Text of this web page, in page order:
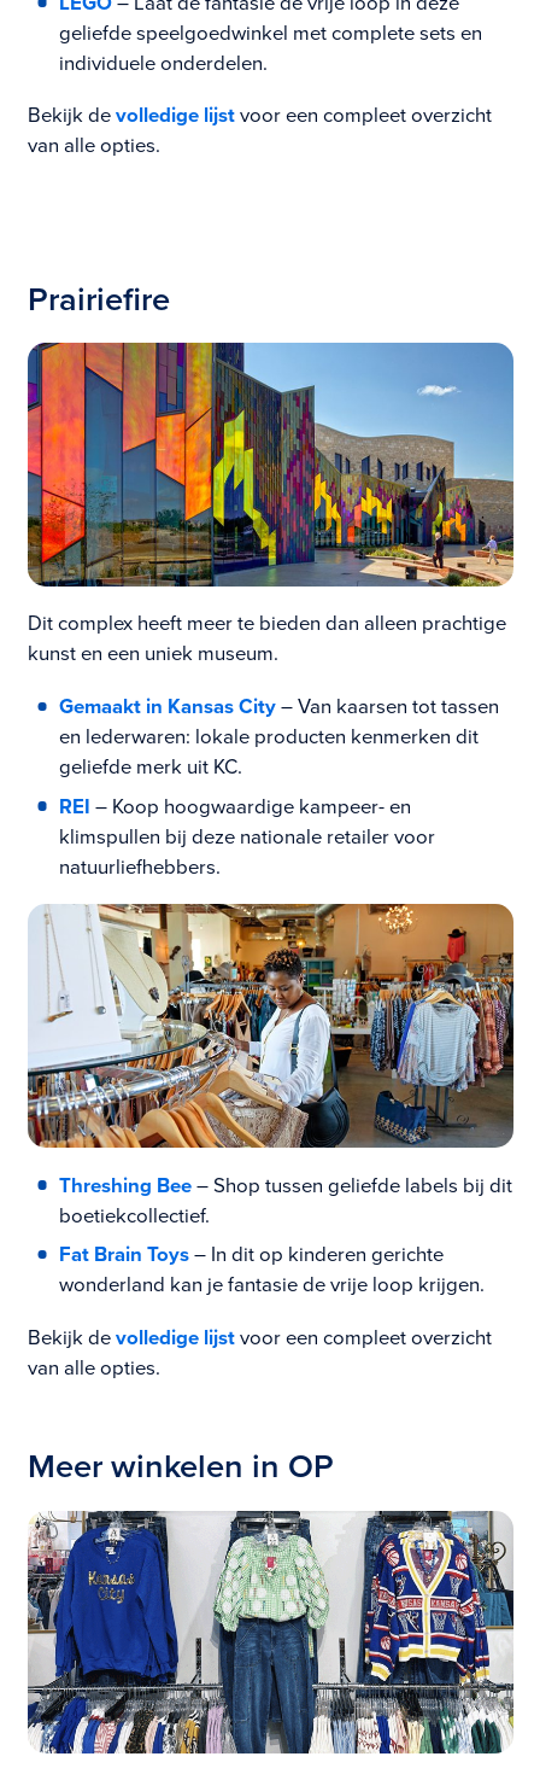
geliefde speelgoedwinkel met complete sets en
individuele onderdelen.
Bekijk devolledige lijstvoor een compleet overzicht
van alle opties.
Prairiefire
Dit complex heeft meer te bieden dan alleen prachtige
kunst en een uniek museum.
Gemaakt in Kansas City– Van kaarsen tot tassen
en lederwaren: lokale producten kenmerken dit
geliefde merk uit KC.
REI – Koop hoogwaardige kampeer- en
klimspullen bij deze nationale retailer voor
natuurliefhebbers.
Threshing Bee– Shop tussen geliefde labels bij dit
boetiekcollectief.
Fat Brain Toys– In dit op kinderen gerichte
wonderland kan je fantasie de vrije loop krijgen.
Bekijk devolledige lijstvoor een compleet overzicht
van alle opties.
Meer winkelen in OP